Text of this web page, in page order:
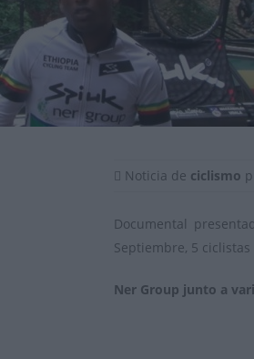
Noticia de ciclismo
Documental
Septiembre, 5
Ner Group junto a